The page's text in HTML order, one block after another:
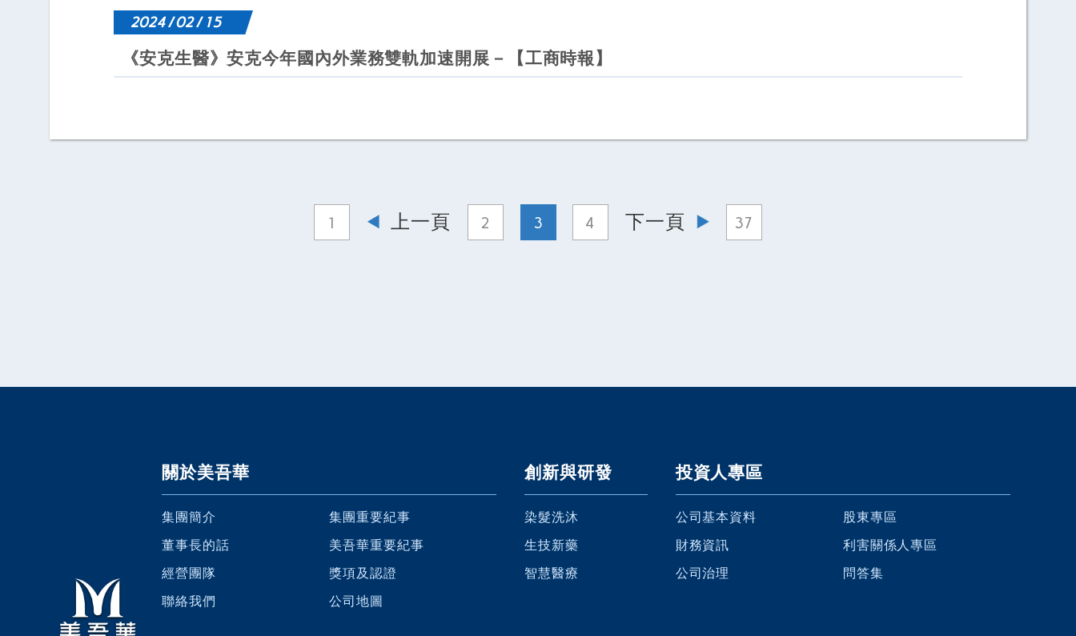
2024 / 02 / 15
《安克生醫》安克今年國內外業務雙軌加速開展－【工商時報】
1 上一頁 2 3 4 下一頁 37
關於美吾華
集團簡介
集團重要紀事
董事長的話
美吾華重要紀事
經營團隊
獎項及認證
聯絡我們
公司地圖
創新與研發
染髮洗沐
生技新藥
智慧醫療
投資人專區
公司基本資料
股東專區
財務資訊
利害關係人專區
公司治理
問答集